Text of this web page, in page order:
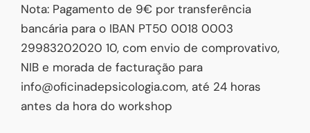
Nota: Pagamento de 9€ por transferência
bancária para o IBAN PT50 0018 0003
29983202020 10, com envio de comprovativo,
NIB e morada de facturação para
info@oficinadepsicologia.com, até 24 horas
antes da hora do workshop